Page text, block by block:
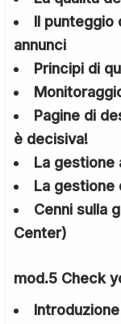
Il punteggio
annunci
Principi di
Pagine di
è decisiva!
La gestione
La gestione
Cenni sulla
Center)
mod.5 Check